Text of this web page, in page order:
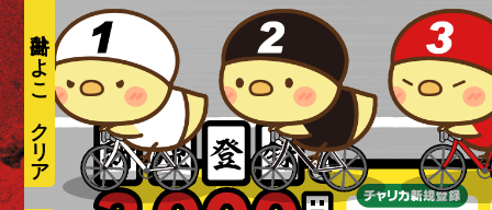
井出ひよこ